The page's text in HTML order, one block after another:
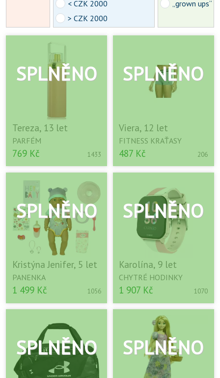
< CZK 2000
> CZK 2000
„grown ups“
Tereza, 13 let
PARFÉM
769 Kč 1433
Viera, 12 let
FITNESS KRAŤASY
487 Kč 206
Kristýna Jenifer, 5 let
PANENKA
1 499 Kč 1056
Karolína, 9 let
CHYTRÉ HODINKY
1 907 Kč 1070